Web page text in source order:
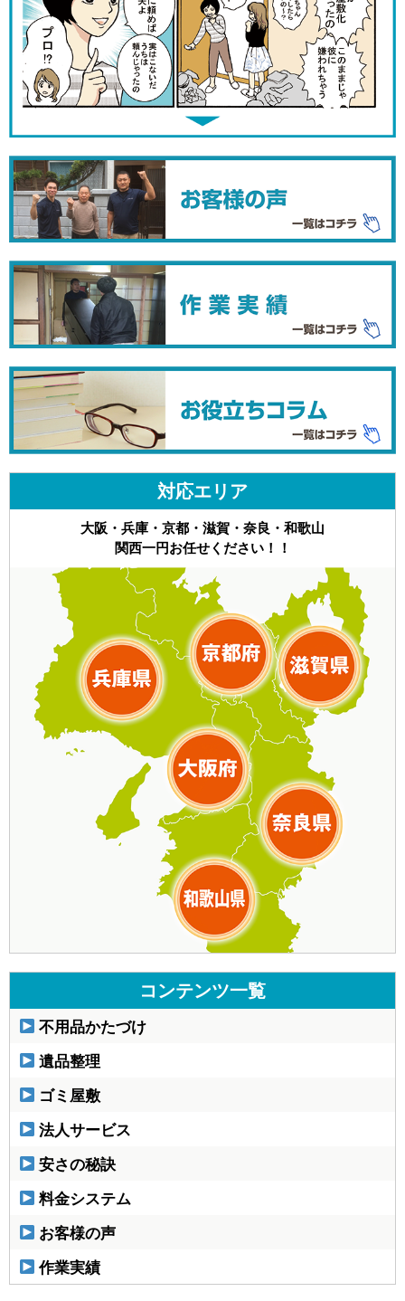
対応エリア
大阪・兵庫・京都・滋賀・奈良・和歌山
関西一円お任せください！！
コンテンツ一覧
不用品かたづけ
遺品整理
ゴミ屋敷
法人サービス
安さの秘訣
料金システム
お客様の声
作業実績